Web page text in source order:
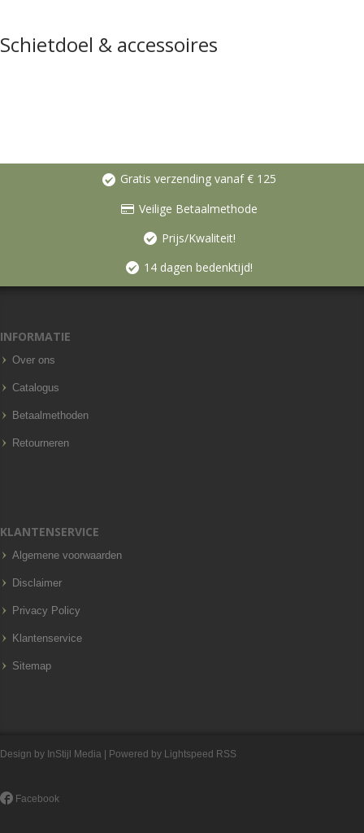
Schietdoel & accessoires
Gratis verzending vanaf € 125
Veilige Betaalmethode
Prijs/Kwaliteit!
14 dagen bedenktijd!
INFORMATIE
Over ons
Catalogus
Betaalmethoden
Retourneren
KLANTENSERVICE
Algemene voorwaarden
Disclaimer
Privacy Policy
Klantenservice
Sitemap
Design by InStijl Media | Powered by Lightspeed RSS
Facebook